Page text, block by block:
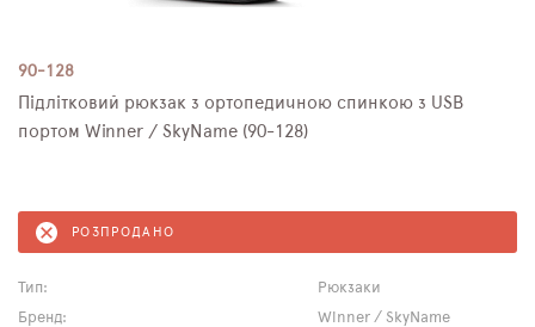
90-128
Підлітковий рюкзак з ортопедичною спинкою з USB
портом Winner / SkyName (90-128)
РОЗПРОДАНО
Тип:
Рюкзаки
Бренд:
Winner / SkyName